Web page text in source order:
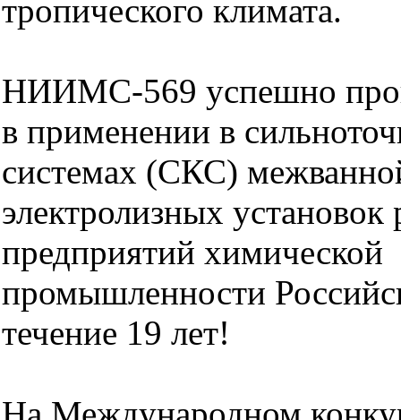
тропического климата.
НИИМС-569 успешно
в применении в
системах (СКС)
электролизных установок
предприятий химической
промышленности
течение 19 лет!